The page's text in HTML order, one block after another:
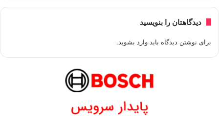
دیدگاهتان را بنویسید
برای نوشتن دیدگاه باید وارد بشوید.